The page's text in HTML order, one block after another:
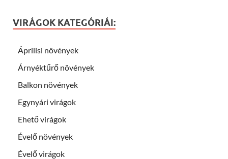
VIRÁGOK KATEGÓRIÁI:
Áprilisi növények
Árnyéktűrő növények
Balkon növények
Egynyári virágok
Ehető virágok
Évelő növények
Évelő virágok